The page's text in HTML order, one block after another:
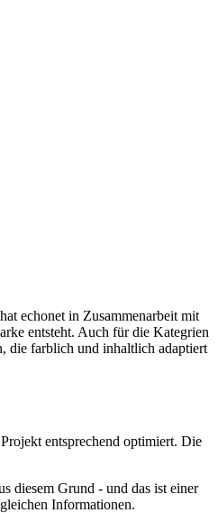
echonet in Zusammenarbeit mit
entsteht. Auch für die Kategrien
die farblich und inhaltlich adaptiert
entsprechend optimiert. Die
diesem Grund - und das ist einer
Informationen.